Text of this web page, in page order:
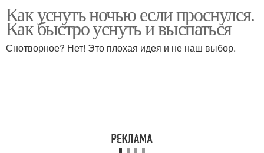
Как уснуть ночью если проснулся.
Как быстро уснуть и выспаться
Снотворное? Нет! Это плохая идея и не наш выбор.